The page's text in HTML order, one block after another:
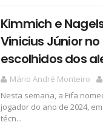
Kimmich e
Vinicius Júnior
escolhidos dos
Mário André Monteiro
Nesta semana, a Fifa
jogador do ano de 2024,
técn...